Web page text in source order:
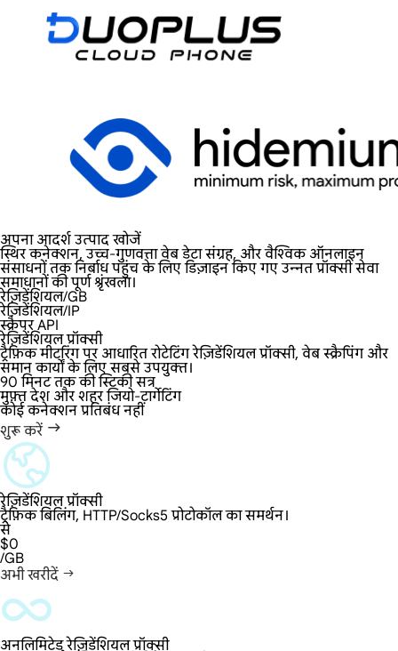
अपना आदर्श उत्पाद खोजें
स्थिर कनेक्शन, उच्च-गुणवत्ता वेब डेटा संग्रह, और वैश्विक ऑनलाइन
संसाधनों तक निर्बाध पहुंच के लिए डिज़ाइन किए गए उन्नत प्रॉक्सी सेवा
समाधानों की पूर्ण श्रृंखला।
रेज़िडेंशियल/GB
रेज़िडेंशियल/IP
स्क्रैपर API
रेज़िडेंशियल प्रॉक्सी
ट्रैफ़िक मीटरिंग पर आधारित रोटेटिंग रेज़िडेंशियल प्रॉक्सी, वेब स्क्रैपिंग और
समान कार्यों के लिए सबसे उपयुक्त।
90 मिनट तक की स्टिकी सत्र
मुफ़्त देश और शहर जियो-टार्गेटिंग
कोई कनेक्शन प्रतिबंध नहीं
शुरू करें
रेज़िडेंशियल प्रॉक्सी
ट्रैफ़िक बिलिंग, HTTP/Socks5 प्रोटोकॉल का समर्थन।
से
$0
/GB
अभी खरीदें
अनलिमिटेड रेज़िडेंशियल प्रॉक्सी